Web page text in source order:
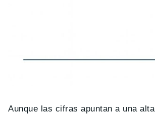
Aunque las cifras apuntan a una